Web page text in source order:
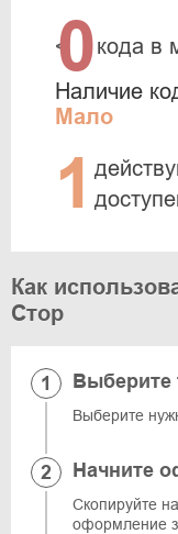
<0кода в
Наличие
Мало
1
Как
Стор
Выберите
Выберите
Начните
Скопируйте
оформление